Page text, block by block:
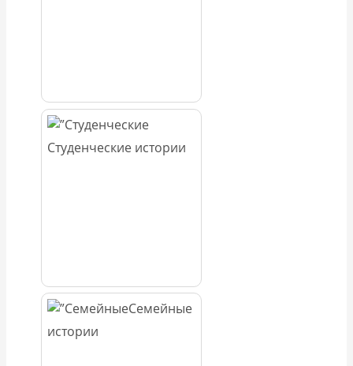
Студенческие истории
Семейные
истории